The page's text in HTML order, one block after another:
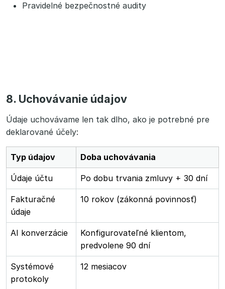
Pravidelné bezpečnostné audity
8. Uchovávanie údajov
Údaje uchovávame len tak dlho, ako je potrebné pre
deklarované účely:
Typ údajov Doba uchovávania
Údaje účtu Po dobu trvania zmluvy + 30 dní
Fakturačné
údaje
10 rokov (zákonná povinnosť)
AI konverzácie
Konfigurovateľné klientom,
predvolene 90 dní
Systémové
protokoly
12 mesiacov